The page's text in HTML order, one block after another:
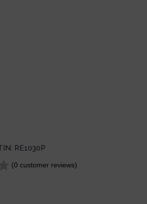
RE1030P
(0 customer reviews)